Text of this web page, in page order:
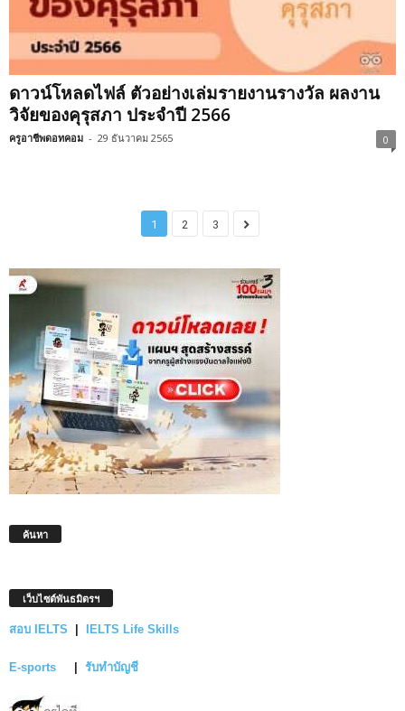
ดาวน์โหลดไฟล์ ตัวอย่างเล่มรายงานรางวัล ผลงาน
วิจัยของคุรุสภา ประจำปี 2566
ครูอาชีพดอทคอม - 29 ธันวาคม 2565 0
1 2 3
ค้นหา
เว็บไซต์พันธมิตรฯ
สอบ IELTS | IELTS Life Skills
E-sports | รับทำบัญชี